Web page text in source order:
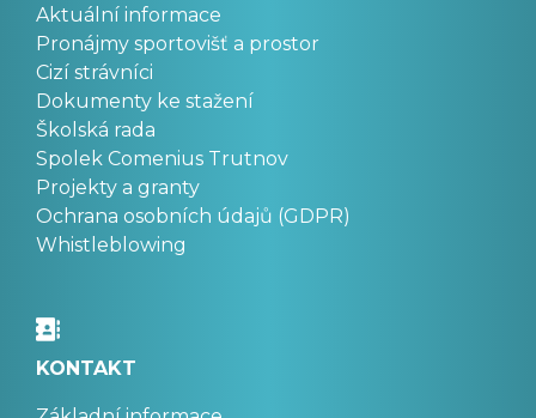
Aktuální informace
Pronájmy sportovišť a prostor
Cizí strávníci
Dokumenty ke stažení
Školská rada
Spolek Comenius Trutnov
Projekty a granty
Ochrana osobních údajů (GDPR)
Whistleblowing
KONTAKT